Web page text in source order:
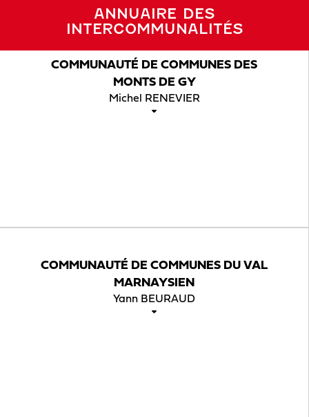
ANNUAIRE DES
INTERCOMMUNALITÉS
COMMUNAUTÉ DE COMMUNES DES
MONTS DE GY
Michel RENEVIER
COMMUNAUTÉ DE COMMUNES DU VAL
MARNAYSIEN
Yann BEURAUD